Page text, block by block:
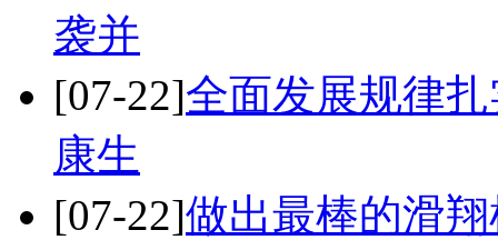
袭并
[07-22]全面发展规律
康生
[07-22]做出最棒的滑